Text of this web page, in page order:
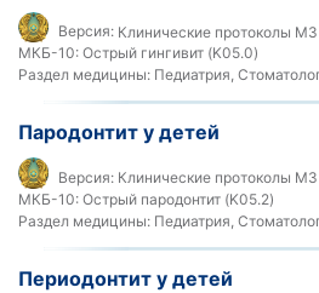
Версия: Клинические протоколы
МКБ-10: Острый гингивит (K05.0)
Раздел медицины: Педиатрия,
Пародонтит у детей
Версия: Клинические протоколы
МКБ-10: Острый пародонтит (K05.2)
Раздел медицины: Педиатрия,
Периодонтит у детей